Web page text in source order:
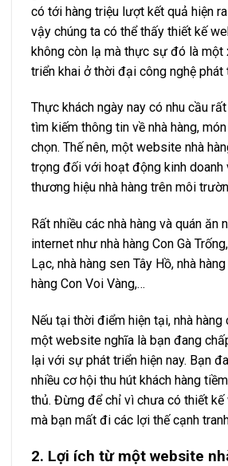
có tới hàng triệu lượt kết quả hiện
vậy chúng ta có thể thấy thiết kế
không còn lạ mà thực sự đó là
triển khai ở thời đại công nghệ phát
Thực khách ngày nay có nhu cầu
tìm kiếm thông tin về nhà hàng,
chọn. Thế nên, một website nhà
trọng đối với hoạt động kinh doanh
thương hiệu nhà hàng trên môi
Rất nhiều các nhà hàng và quán ăn
internet như nhà hàng Con Gà
Lạc, nhà hàng sen Tây Hồ, nhà
hàng Con Voi Vàng,…
Nếu tại thời điểm hiện tại, nhà
một website nghĩa là bạn đang
lại với sự phát triển hiện nay. Bạn
nhiều cơ hội thu hút khách hàng
thủ. Đừng để chỉ vì chưa có thiết kế
mà bạn mất đi các lợi thế cạnh
2. Lợi ích từ một website